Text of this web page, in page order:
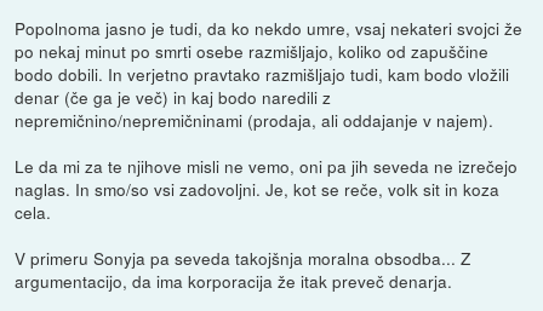
Popolnoma jasno je tudi, da ko nekdo umre, vsaj nekateri svojci že
po nekaj minut po smrti osebe razmišljajo, koliko od zapuščine
bodo dobili. In verjetno pravtako razmišljajo tudi, kam bodo vložili
denar (če ga je več) in kaj bodo naredili z
nepremičnino/nepremičninami (prodaja, ali oddajanje v najem).
Le da mi za te njihove misli ne vemo, oni pa jih seveda ne izrečejo
naglas. In smo/so vsi zadovoljni. Je, kot se reče, volk sit in koza
cela.
V primeru Sonyja pa seveda takojšnja moralna obsodba... Z
argumentacijo, da ima korporacija že itak preveč denarja.